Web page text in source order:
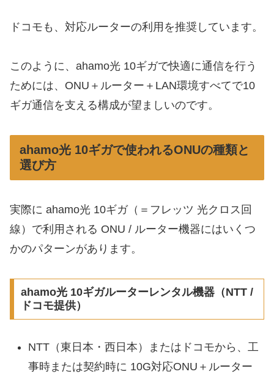
ドコモも、対応ルーターの利用を推奨しています。
このように、ahamo光 10ギガで快適に通信を行う
ためには、ONU＋ルーター＋LAN環境すべてで10
ギガ通信を支える構成が望ましいのです。
ahamo光 10ギガで使われるONUの種類と
選び方
実際に ahamo光 10ギガ（＝フレッツ 光クロス回
線）で利用される ONU / ルーター機器にはいくつ
かのパターンがあります。
ahamo光 10ギガルーターレンタル機器（NTT /
ドコモ提供）
NTT（東日本・西日本）またはドコモから、工
事時または契約時に 10G対応ONU＋ルーター